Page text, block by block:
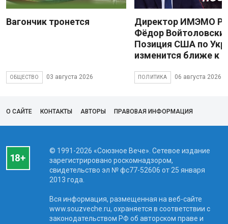
Вагончик тронется
ОБЩЕСТВО 03 августа 2026
Директор ИМЭМО
Фёдор
Позиция США по
изменится ближе к
ПОЛИТИКА 06 августа 2026
О САЙТЕ КОНТАКТЫ АВТОРЫ ПРАВОВАЯ ИНФОРМАЦИЯ
© 1991-2026 «Союзное Вече». Сетевое издание
зарегистрировано роскомнадзором,
свидетельство эл № фc77-52606 от 25 января
2013 года.
Вся информация, размещенная на веб-сайте
www.souzveche.ru, охраняется в соответствии с
законодательством РФ об авторском праве и